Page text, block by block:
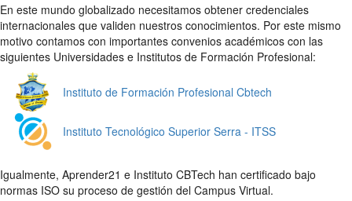
En este mundo globalizado necesitamos obtener credenciales
internacionales que validen nuestros conocimientos. Por este mismo
motivo contamos con importantes convenios académicos con las
siguientes Universidades e Institutos de Formación Profesional:
Instituto de Formación Profesional Cbtech
Instituto Tecnológico Superior Serra - ITSS
Igualmente, Aprender21 e Instituto CBTech han certificado bajo
normas ISO su proceso de gestión del Campus Virtual.